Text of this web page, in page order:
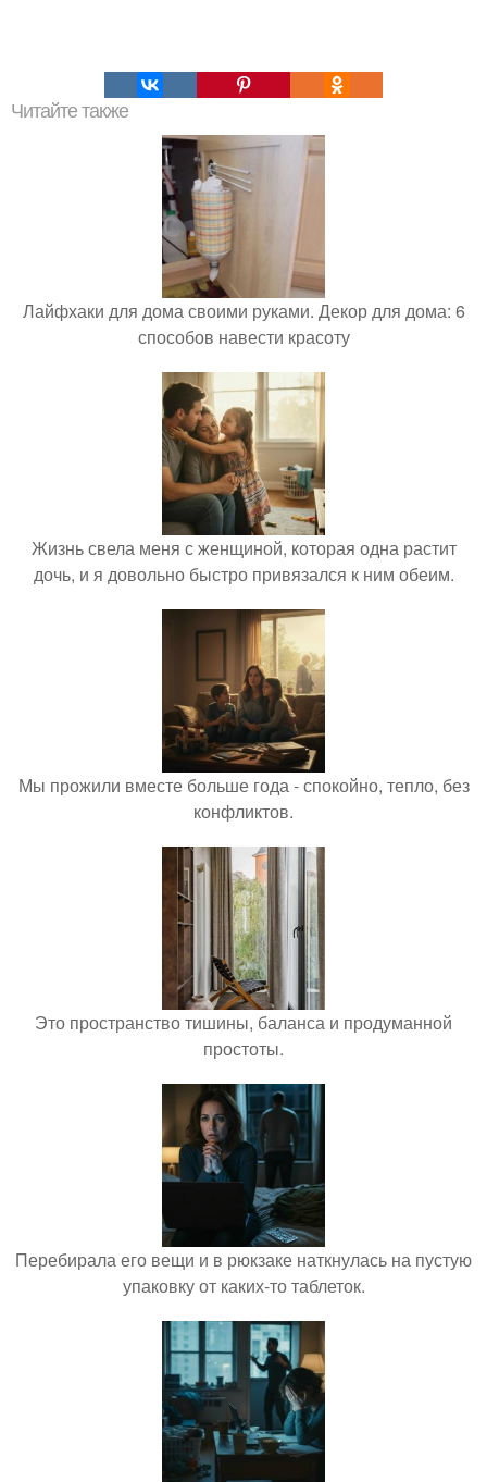
Читайте также
Лайфхаки для дома своими руками. Декор для дома: 6
способов навести красоту
Жизнь свела меня с женщиной, которая одна растит
дочь, и я довольно быстро привязался к ним обеим.
Мы прожили вместе больше года - спокойно, тепло, без
конфликтов.
Это пространство тишины, баланса и продуманной
простоты.
Перебирала его вещи и в рюкзаке наткнулась на пустую
упаковку от каких-то таблеток.